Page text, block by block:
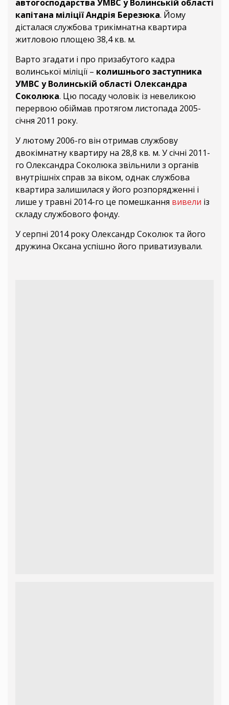
автогосподарства УМВС у Волинській області
капітана міліції Андрія Березюка. Йому
дісталася службова трикімнатна квартира
житловою площею 38,4 кв. м.
Варто згадати і про призабутого кадра
волинської міліції – колишньогозаступника
УМВС у Волинській області Олександра
Соколюка. Цю посаду чоловік із невеликою
перервою обіймав протягом листопада 2005-
січня 2011 року.
У лютому 2006-го він отримав службову
двокімнатну квартиру на 28,8 кв. м. У січні 2011-
го Олександра Соколюка звільнили з органів
внутрішніх справ за віком, однак службова
квартира залишилася у його розпорядженні і
лише у травні 2014-го це помешкання вивели із
складу службового фонду.
У серпні 2014 року Олександр Соколюк та його
дружина Оксана успішно його приватизували.